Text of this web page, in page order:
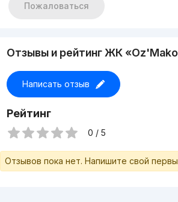
Пожаловаться
Отзывы и рейтинг ЖК
Написать отзыв
Рейтинг
0 / 5
Отзывов пока нет. Напишите свой